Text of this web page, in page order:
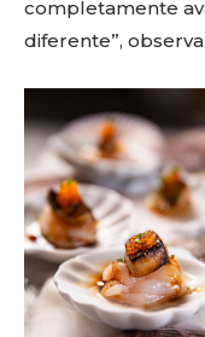
completamente
diferente”, observa.